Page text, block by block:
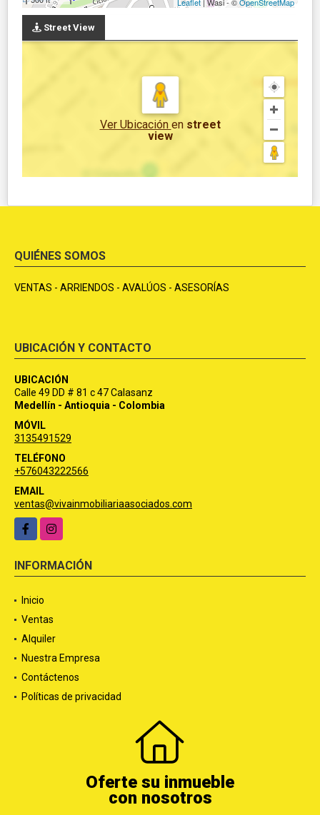
Street View
Ver Ubicación en street
view
QUIÉNES SOMOS
VENTAS - ARRIENDOS - AVALÚOS - ASESORÍAS
UBICACIÓN Y CONTACTO
UBICACIÓN
Calle 49 DD # 81 c 47 Calasanz
Medellín - Antioquia - Colombia
MÓVIL
3135491529
TELÉFONO
+576043222566
EMAIL
ventas@vivainmobiliariaasociados.com
FacebookInstagram
INFORMACIÓN
Inicio
Ventas
Alquiler
Nuestra Empresa
Contáctenos
Políticas de privacidad
Oferte su inmueble
con nosotros